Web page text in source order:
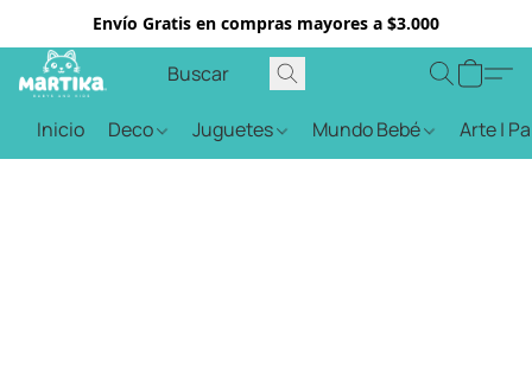
Envío Gratis en compras mayores a $3.000
Inicio Deco Juguetes Mundo Bebé Arte |